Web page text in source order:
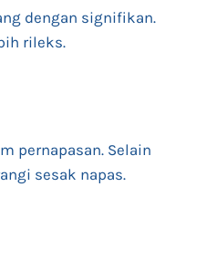
dengan signifikan.
rileks.
pernapasan. Selain
sesak napas.